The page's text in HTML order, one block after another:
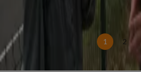
Europese flitsmarathon is begonnen: 'Het is al duur
4 aug 2025, 18:48
1 2